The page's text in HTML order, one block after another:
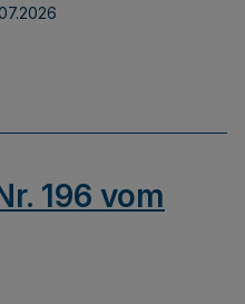
196 vom